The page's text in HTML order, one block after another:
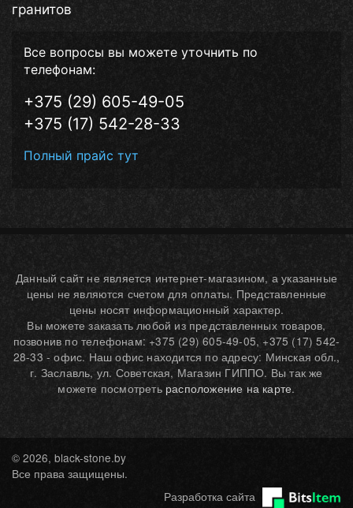
гранитов
Все вопросы вы можете уточнить по
телефонам:
+375 (29) 605-49-05
+375 (17) 542-28-33
Полный прайс тут
Данный сайт не является интернет-магазином, а указанные
цены не являются счетом для оплаты. Представленные
цены носят информационный характер.
Вы можете заказать любой из представленных товаров,
позвонив по телефонам: +375 (29) 605-49-05, +375 (17) 542-
28-33 - офис. Наш офис находится по адресу: Минская обл.,
г. Заславль, ул. Советская, Магазин ГИППО. Вы так же
можете посмотреть расположение на карте.
© 2026, black-stone.by
Все права защищены.
Разработка сайта